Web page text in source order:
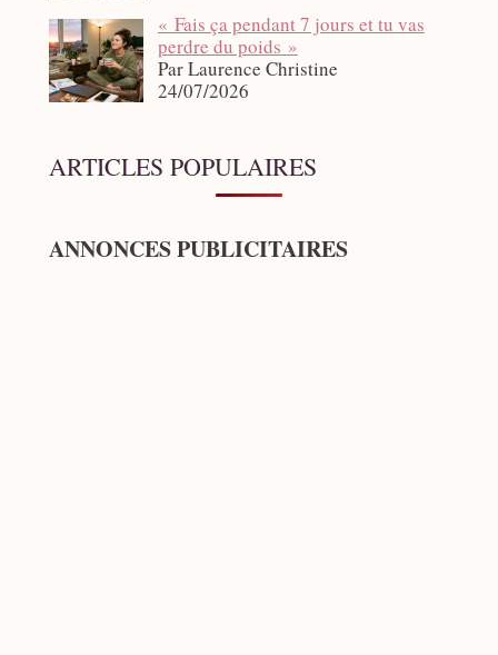
« Fais ça pendant 7 jours et tu vas
perdre du poids »
Par Laurence Christine
24/07/2026
ARTICLES POPULAIRES
ANNONCES PUBLICITAIRES